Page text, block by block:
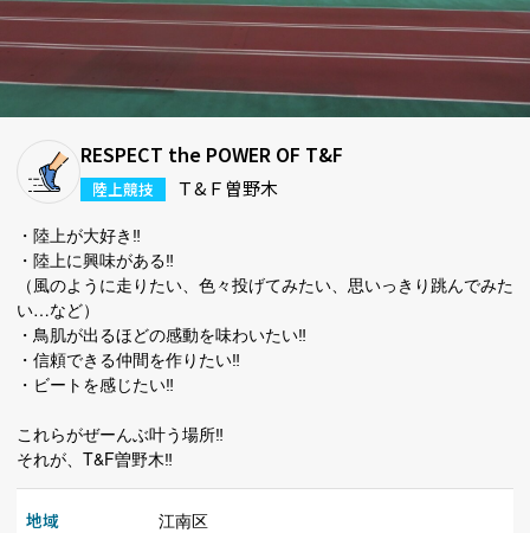
RESPECT the POWER OF T&F
陸上競技 Ｔ&Ｆ曽野木
・陸上が大好き‼︎
・陸上に興味がある‼︎
（風のように走りたい、色々投げてみたい、思いっきり跳んでみた
い…など）
・鳥肌が出るほどの感動を味わいたい‼︎
・信頼できる仲間を作りたい‼︎
・ビートを感じたい‼︎
これらがぜーんぶ叶う場所‼︎
それが、T&F曽野木‼︎
地域 江南区